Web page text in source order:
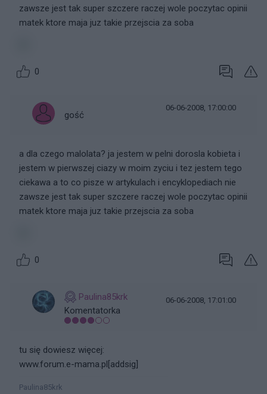
zawsze jest tak super szczere raczej wole poczytac opinii
matek ktore maja juz takie przejscia za soba
0
gość
06-06-2008, 17:00:00
a dla czego malolata? ja jestem w pelni dorosla kobieta i
jestem w pierwszej ciazy w moim zyciu i tez jestem tego
ciekawa a to co pisze w artykulach i encyklopediach nie
zawsze jest tak super szczere raczej wole poczytac opinii
matek ktore maja juz takie przejscia za soba
0
Paulina85krk
Komentatorka
06-06-2008, 17:01:00
tu się dowiesz więcej:
www.forum.e-mama.pl[addsig]
Paulina85krk